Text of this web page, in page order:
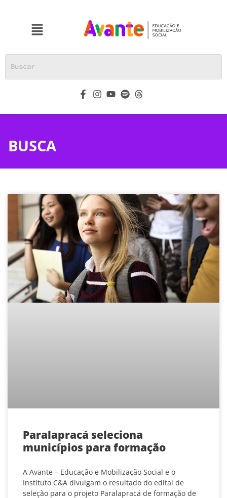
BUSCA
Paralapracá seleciona
municípios para formação
A Avante – Educação e Mobilização Social e o
Instituto C&A divulgam o resultado do edital de
seleção para o projeto Paralapracá de formação de